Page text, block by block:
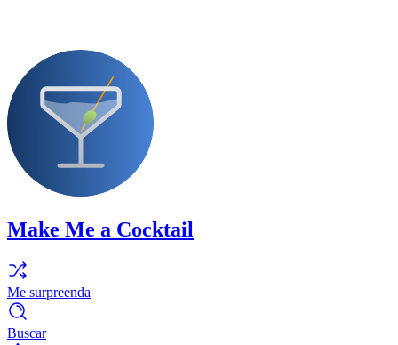
Make Me a Cocktail
Me surpreenda
Buscar